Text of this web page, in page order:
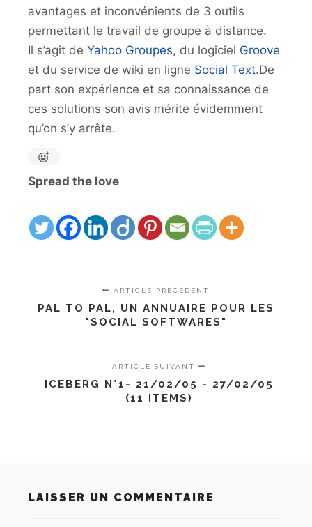
avantages et inconvénients de 3 outils
permettant le travail de groupe à distance.
Il s’agit de Yahoo Groupes, du logiciel Groove
et du service de wiki en ligne Social Text.De
part son expérience et sa connaissance de
ces solutions son avis mérite évidemment
qu’on s’y arrête.
Spread the love
ARTICLE PRÉCÉDENT
PAL TO PAL, UN ANNUAIRE POUR LES
"SOCIAL SOFTWARES"
ARTICLE SUIVANT
ICEBERG N°1- 21/02/05 - 27/02/05
(11 ITEMS)
LAISSER UN COMMENTAIRE